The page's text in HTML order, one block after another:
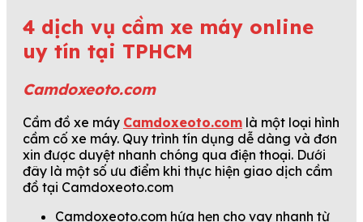
4 dịch vụ cầm xe máy online
uy tín tại TPHCM
Camdoxeoto.com
Cầm đồ xe máy Camdoxeoto.com là một loại hình
cầm cố xe máy. Quy trình tín dụng dễ dàng và đơn
xin được duyệt nhanh chóng qua điện thoại. Dưới
đây là một số ưu điểm khi thực hiện giao dịch cầm
đồ tại Camdoxeoto.com
Camdoxeoto.com hứa hẹn cho vay nhanh từ